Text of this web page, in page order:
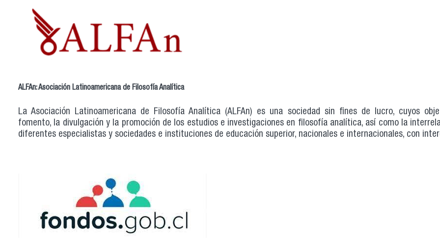
ALFAn: Asociación Latinoamericana de Filosofía Analítica
La Asociación Latinoamericana de Filosofía Analítica (ALFAn) es una sociedad sin fines de lucro, cuyos
fomento, la divulgación y la promoción de los estudios e investigaciones en filosofía analítica, así como la
diferentes especialistas y sociedades e instituciones de educación superior, nacionales e internacionales, con